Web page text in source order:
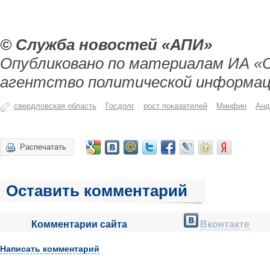
© Служба новостей «АПИ»
Опубликовано по материалам ИА
агентство политической
свердловская область Госдолг рост показателей Минфин
Распечатать
Оставить комментарий
Комментарии сайта Вконтакте
Написать комментарий